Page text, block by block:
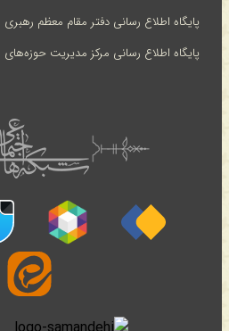
پایگاه اطلاع رسانی دفتر مقام معظم رهبری
پایگاه اطلاع رسانی مرکز مدیریت حوزه‌های